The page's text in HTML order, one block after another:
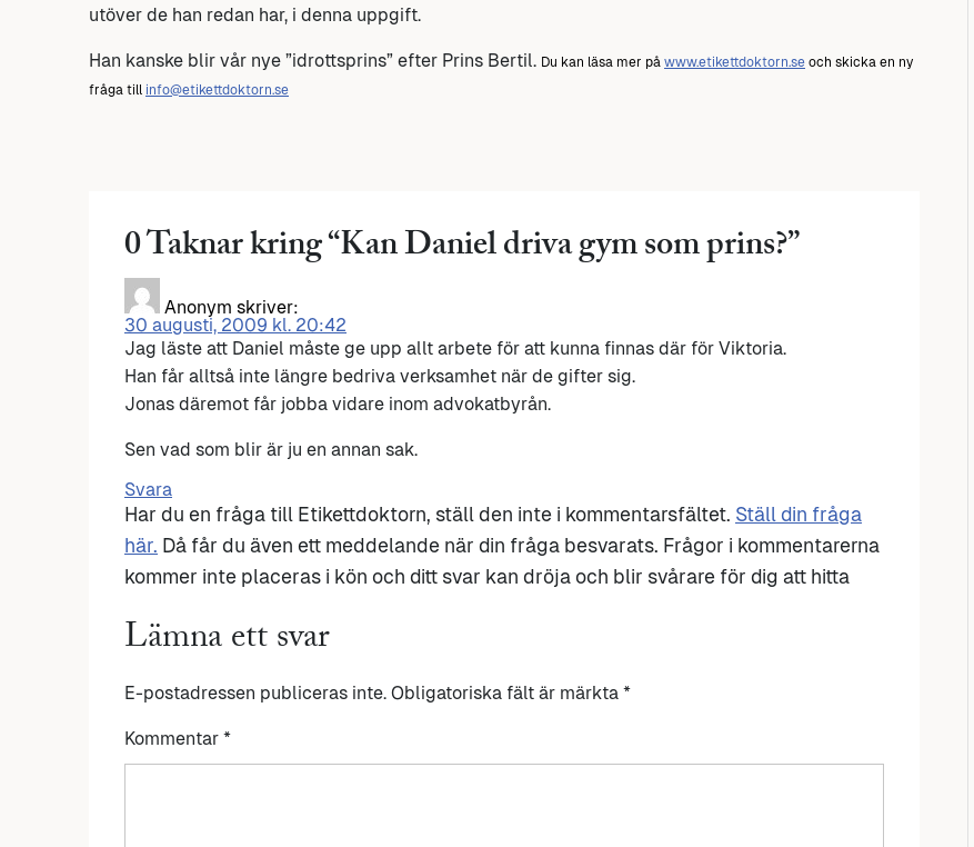
utöver de han redan har, i denna uppgift.
Han kanske blir vår nye ”idrottsprins” efter Prins Bertil. Du kan läsa mer på www.etikettdoktorn.se och skicka en ny
fråga till info@etikettdoktorn.se
0 Taknar kring “Kan Daniel driva gym som prins?”
Anonym skriver:
30 augusti, 2009 kl. 20:42
Jag läste att Daniel måste ge upp allt arbete för att kunna finnas där för Viktoria.
Han får alltså inte längre bedriva verksamhet när de gifter sig.
Jonas däremot får jobba vidare inom advokatbyrån.
Sen vad som blir är ju en annan sak.
Svara
Har du en fråga till Etikettdoktorn, ställ den inte i kommentarsfältet. Ställ din fråga
här. Då får du även ett meddelande när din fråga besvarats. Frågor i kommentarerna
kommer inte placeras i kön och ditt svar kan dröja och blir svårare för dig att hitta
Lämna ett svar
E-postadressen publiceras inte. Obligatoriska fält är märkta *
Kommentar *